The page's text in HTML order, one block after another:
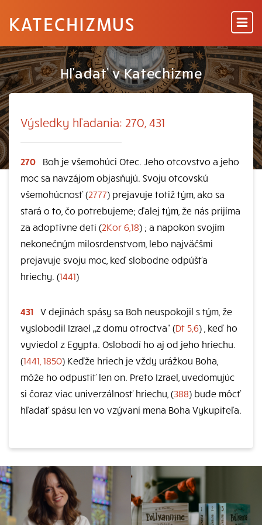
KATECHIZMUS
Hľadať v Katechizme
Výsledky hľadania: 270, 431
270
Boh je všemohúci Otec. Jeho otcovstvo a jeho
moc sa navzájom objasňujú. Svoju otcovskú
všemohúcnosť (2777) prejavuje totiž tým, ako sa
stará o to, čo potrebujeme; ďalej tým, že nás prijíma
za adoptívne deti (2Kor 6,18) ; a napokon svojím
nekonečným milosrdenstvom, lebo najväčšmi
prejavuje svoju moc, keď slobodne odpúšťa
hriechy. (1441)
431 V dejinách spásy sa Boh neuspokojil s tým, že
vyslobodil Izrael „z domu otroctva“ (Dt 5,6) , keď ho
vyviedol z Egypta. Oslobodí ho aj od jeho hriechu.
(1441, 1850) Keďže hriech je vždy urážkou Boha,
môže ho odpustiť len on. Preto Izrael, uvedomujúc
si čoraz viac univerzálnosť hriechu, (388) bude môcť
hľadať spásu len vo vzývaní mena Boha Vykupiteľa.